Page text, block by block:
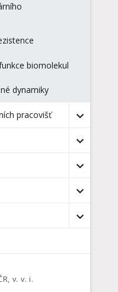
biomolekul
dynamiky
pracovišť
v. v. i.